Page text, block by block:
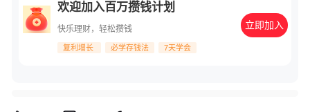
欢迎加入百万攒钱计划
快乐理财，轻松攒钱
复利增长 必学存钱法 7天学会
立即加入